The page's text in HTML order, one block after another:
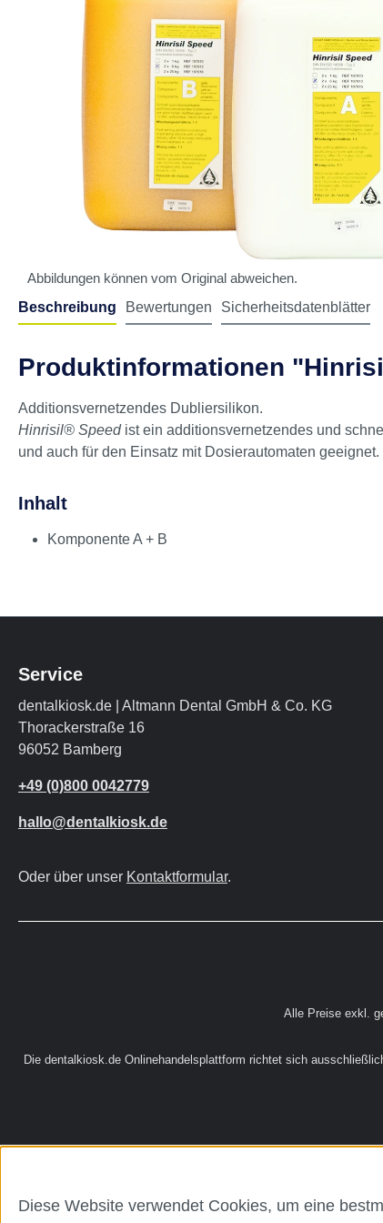
Abbildungen können vom Original abweichen.
Beschreibung Bewertungen Sicherheitsdatenblätter
Produktinformationen
Additionsvernetzendes Dubliersilikon.
Hinrisil® Speedist ein additionsvernetzendes und
und auch für den Einsatz mit Dosierautomaten geeignet.
Inhalt
Komponente A + B
Service
dentalkiosk.de | Altmann Dental GmbH & Co. KG
Thorackerstraße 16
96052 Bamberg
+49 (0)800 0042779
hallo@dentalkiosk.de
Oder über unser Kontaktformular.
Alle Preise exkl.
Die dentalkiosk.de Onlinehandelsplattform richtet sich
Diese Website verwendet Cookies, um eine